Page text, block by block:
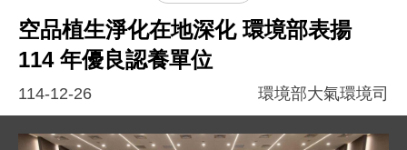
空品植生淨化在地深化 環境部表揚
114 年優良認養單位
114-12-26 環境部大氣環境司